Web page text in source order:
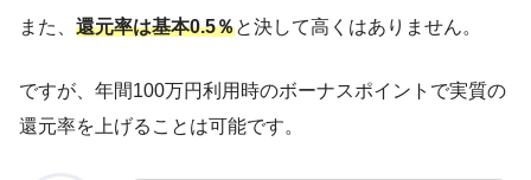
また、 還元率は基本0.5％と決して高くはありません。
ですが、年間100万円利用時のボーナスポイントで実質の
還元率を上げることは可能です。